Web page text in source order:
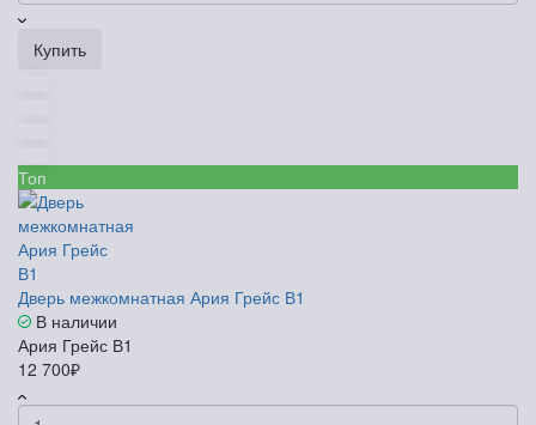
Купить
Топ
Дверь межкомнатная Ария Грейс В1
В наличии
Ария Грейс В1
12 700₽